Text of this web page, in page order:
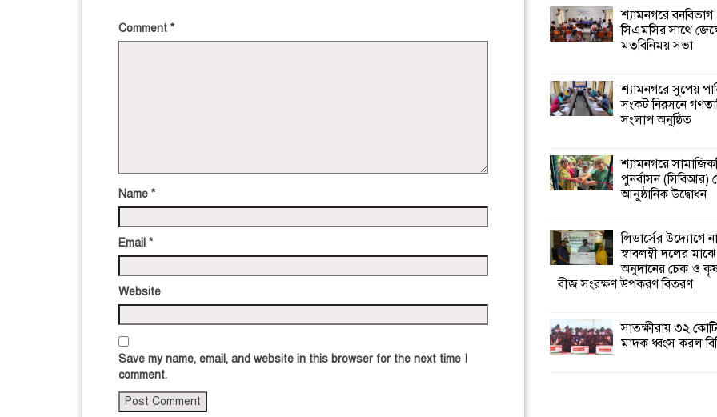
Comment *
Name *
Email *
Website
Save my name, email, and website in this browser for the next time I
comment.
আনুষ্ঠানিক উদ্বোধন
শ্যামনগরে
সিএমসির সাথে
মতবিনিময় সভা
শ্যামনগরে সুপেয়
সংকট নিরসনে
সংলাপ অনুষ্ঠিত
শ্যামনগরে
পুনর্বাসন (সিবিআর)
আনুষ্ঠানিক উদ্বোধন
লিডার্সের উদ্যোগে
স্বাবলম্বী দলের মাঝে
অনুদানের চেক ও
বীজ সংরক্ষণ উপকরণ বিতরণ
সাতক্ষীরায় ৩২
মাদক ধ্বংস করল